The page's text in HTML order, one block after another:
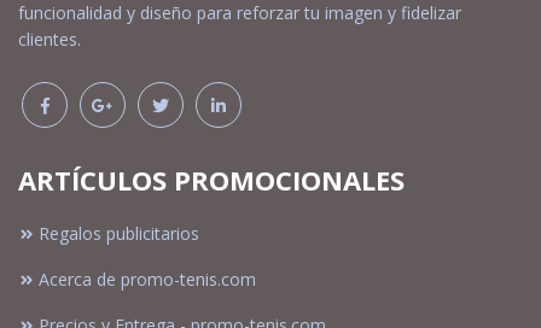
funcionalidad y diseño para reforzar tu imagen y fidelizar
clientes.
ARTÍCULOS PROMOCIONALES
Regalos publicitarios
Acerca de promo-tenis.com